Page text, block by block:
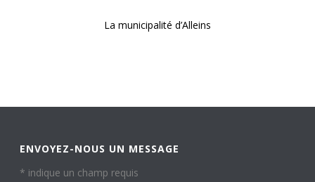
La municipalité d’Alleins
ENVOYEZ-NOUS UN MESSAGE
* indique un champ requis